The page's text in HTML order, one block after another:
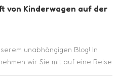
von Kinderwagen auf der
unabhängigen Blog! In
wir Sie mit auf eine Reise
Maternity Expo) 2024, wo wir